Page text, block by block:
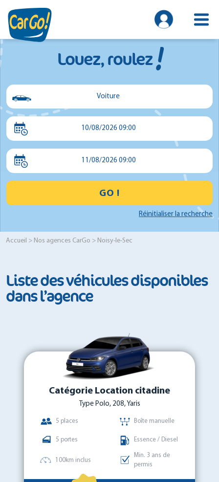
Louez, roulez!
Voiture
Voiture
10/08/2026 09:00
11/08/2026 09:00
GO !
Réinitialiser la recherche
Accueil > Nos agences CarGo > Noisy-le-Sec
Liste des véhicules disponibles
dans l’agence
Catégorie Location citadine
Type Polo, 208, Yaris
5 places Boîte manuelle
5 portes Essence / Diesel
100km inclus
Min. 3 ans de
permis